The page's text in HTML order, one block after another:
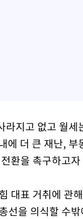
라지고 없고 월
에 더 큰 재난,
환을 촉구하고
대표 거취에 관
선을 의식할 수